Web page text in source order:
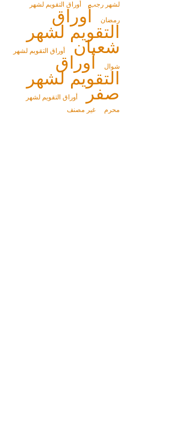
لشهر رجب
أوراق التقويم لشهر
رمضان أوراق
التقويم لشهر
شعبان أوراق التقويم لشهر
شوال أوراق
التقويم لشهر
صفر
أوراق التقويم لشهر
محرم
غير مصنف